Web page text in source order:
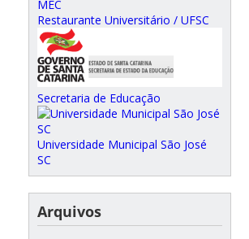
MEC
Restaurante Universitário / UFSC
Secretaria de Educação
Universidade Municipal São José
SC
Arquivos